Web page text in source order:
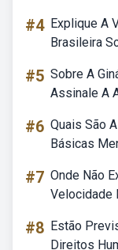
#4 Explique A
Brasileira
#5 Sobre A
Assinale A
#6 Quais São
Básicas
#7 Onde Não
Velocidade
#8 Estão
Direitos